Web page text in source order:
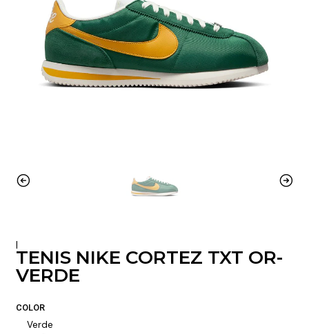
|
TENIS NIKE CORTEZ TXT OR-
VERDE
COLOR
Verde